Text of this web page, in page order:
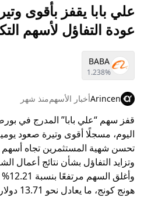
علي بابا يقفز بأقوى
عودة التفاؤل لأسهم
BABA
1.238%
Arincenأخبار الأسهممنذ شهر
قفز سهم “علي بابا” المدرج في
اليوم، مسجلًا أقوى وتيرة صعود
تحسن شهية المستثمرين تجاه أسهم
وتزايد التفاؤل بشأن نتائج أعمال
هونج